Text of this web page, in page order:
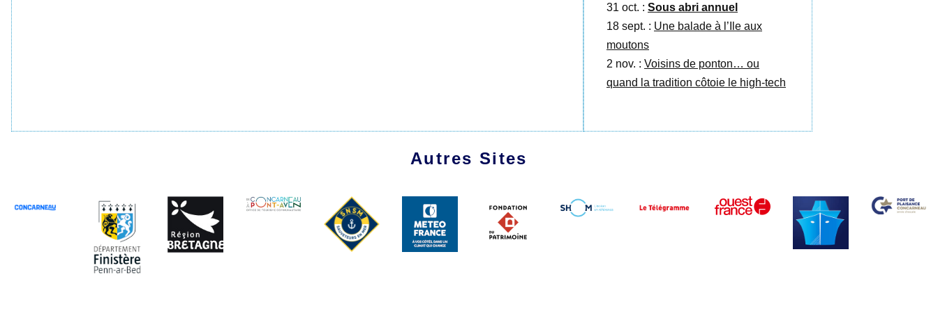
31 oct. : Sous abri annuel
18 sept. : Une balade à l’Ile aux
moutons
2 nov. : Voisins de ponton… ou
quand la tradition côtoie le high-tech
Autres Sites